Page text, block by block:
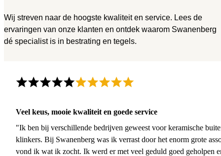
Wij streven naar de hoogste kwaliteit en service. Lees de
ervaringen van onze klanten en ontdek waarom Swanenberg
dé specialist is in bestrating en tegels.
Veel keus, mooie kwaliteit en goede service
"Ik ben bij verschillende bedrijven geweest voor keramische
klinkers. Bij Swanenberg was ik verrast door het enorm grote
vond ik wat ik zocht. Ik werd er met veel geduld goed geholpen